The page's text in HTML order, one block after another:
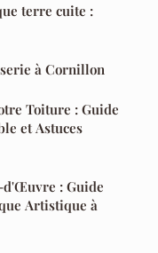
terre cuite :
à Cornillon
Toiture : Guide
et Astuces
d'Œuvre : Guide
Artistique à